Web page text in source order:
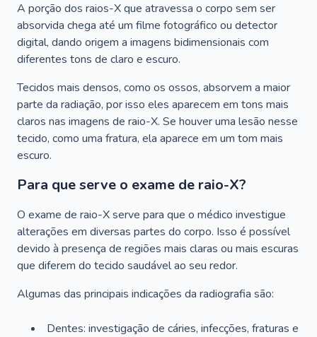
A porção dos raios-X que atravessa o corpo sem ser
absorvida chega até um filme fotográfico ou detector
digital, dando origem a imagens bidimensionais com
diferentes tons de claro e escuro.
Tecidos mais densos, como os ossos, absorvem a maior
parte da radiação, por isso eles aparecem em tons mais
claros nas imagens de raio-X. Se houver uma lesão nesse
tecido, como uma fratura, ela aparece em um tom mais
escuro.
Para que serve o exame de raio-X?
O exame de raio-X serve para que o médico investigue
alterações em diversas partes do corpo. Isso é possível
devido à presença de regiões mais claras ou mais escuras
que diferem do tecido saudável ao seu redor.
Algumas das principais indicações da radiografia são:
Dentes: investigação de cáries, infecções, fraturas e